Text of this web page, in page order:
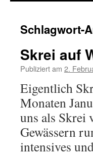
Schlagwort-
Skrei auf
Publiziert am 2.
Eigentlich
Monaten
uns als Skrei
Gewässern
intensives